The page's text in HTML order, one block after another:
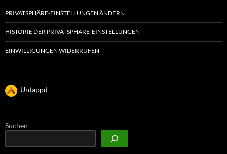
PRIVATSPHÄRE-EINSTELLUNGEN ÄNDERN
HISTORIE DER PRIVATSPHÄRE-EINSTELLUNGEN
EINWILLIGUNGEN WIDERRUFEN
Untappd
Suchen